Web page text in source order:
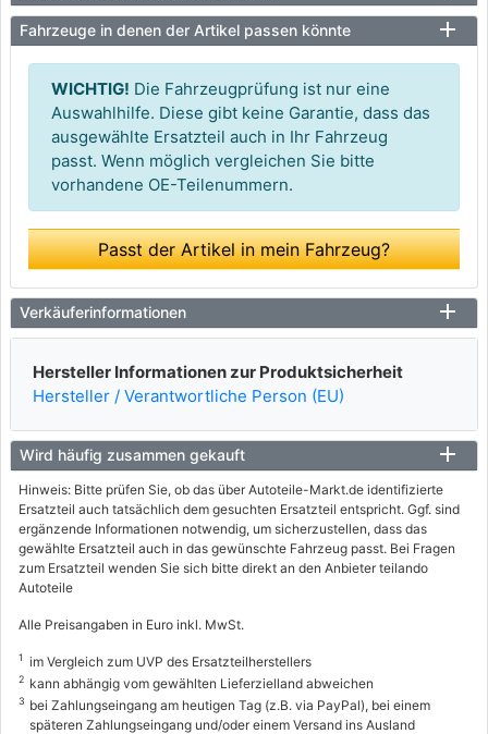
Fahrzeuge in denen der Artikel passen könnte
WICHTIG! Die Fahrzeugprüfung ist nur eine
Auswahlhilfe. Diese gibt keine Garantie, dass das
ausgewählte Ersatzteil auch in Ihr Fahrzeug
passt. Wenn möglich vergleichen Sie bitte
vorhandene OE-Teilenummern.
Passt der Artikel in mein Fahrzeug?
Verkäuferinformationen
Hersteller Informationen zur Produktsicherheit
Hersteller / Verantwortliche Person (EU)
Wird häufig zusammen gekauft
Hinweis: Bitte prüfen Sie, ob das über Autoteile-Markt.de identifizierte
Ersatzteil auch tatsächlich dem gesuchten Ersatzteil entspricht. Ggf. sind
ergänzende Informationen notwendig, um sicherzustellen, dass das
gewählte Ersatzteil auch in das gewünschte Fahrzeug passt. Bei Fragen
zum Ersatzteil wenden Sie sich bitte direkt an den Anbieter teilando
Autoteile
Alle Preisangaben in Euro inkl. MwSt.
1 im Vergleich zum UVP des Ersatzteilherstellers
2 kann abhängig vom gewählten Lieferzielland abweichen
3 bei Zahlungseingang am heutigen Tag (z.B. via PayPal), bei einem
späteren Zahlungseingang und/oder einem Versand ins Ausland